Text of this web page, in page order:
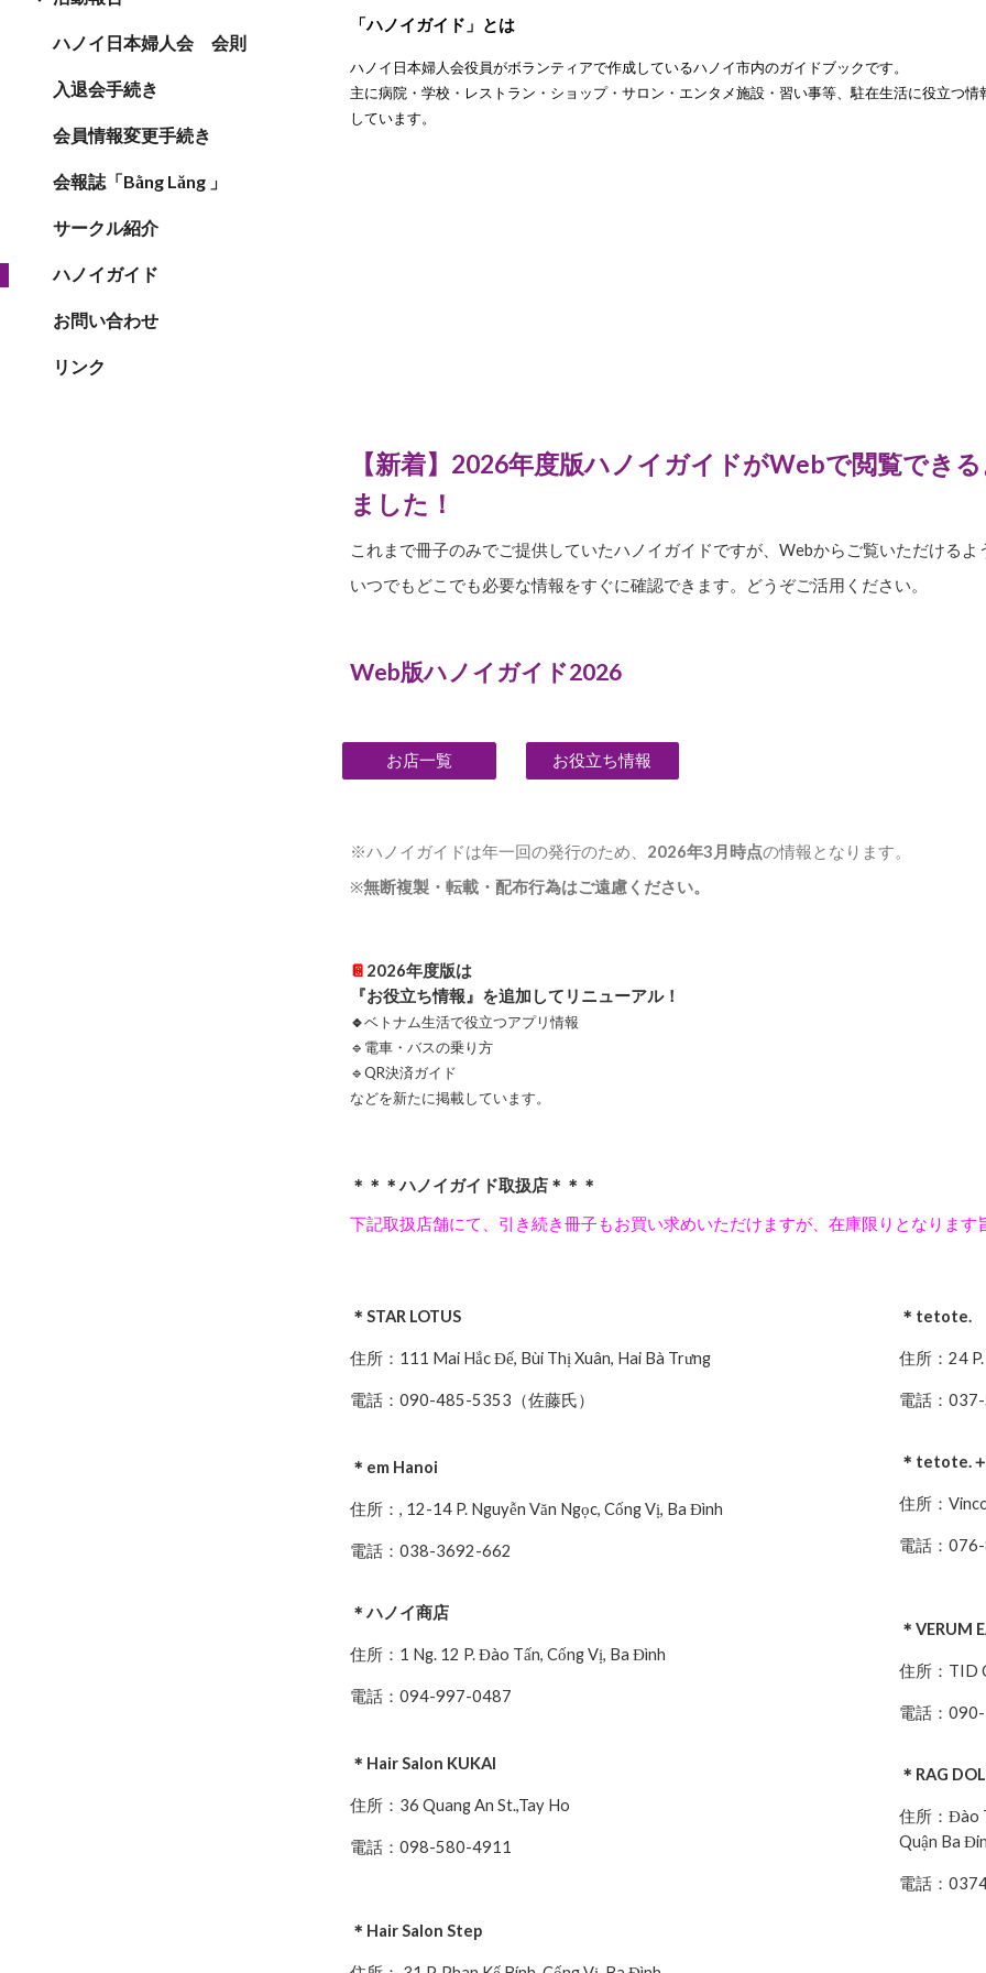
ハノイ日本婦人会 会則
入退会手続き
会員情報変更手続き
会報誌「Bằng Lăng 」
サークル紹介
ハノイガイド
お問い合わせ
リンク
「ハノイガイド」とは
ハノイ日本婦人会役員がボランティアで作成しているハノイ市内のガイドブックです。
主に病院・学校・レストラン・ショップ・サロン・エンタメ施設・習い事等、駐在生活に役立つ情
しています。
【新着】 2026年度版ハノイガイドがWebで閲覧できる
ました！
これまで冊子のみでご提供していたハノイガイドですが、Webからご覧いただけるよ
いつでもどこでも必要な情報をすぐに確認できます。どうぞご活用ください。
Web版ハノイガイド2026
お店一覧 お役立ち情報
※ハノイガイドは年一回の発行のため、 2026年3月時点の情報となります。
※無断複製・転載・配布行為はご遠慮ください。
📔 2026年度版は
『お役立ち情報』を追加してリニューアル！
🔹ベトナム生活で役立つアプリ情報
🔹電車・バスの乗り方
🔹QR決済ガイド
などを新たに掲載しています。
＊＊＊ハノイガイド取扱店＊＊＊
下記取扱店舗にて、引き続き冊子もお買い求めいただけますが、在庫限りとなります
＊STAR LOTUS
住所：111 Mai Hắc Đế, Bùi Thị Xuân, Hai Bà Trưng
電話：090-485-5353（佐藤氏）
＊em Hanoi
住所：, 12-14 P. Nguyễn Văn Ngọc, Cống Vị, Ba Đình
電話：038-3692-662
＊ハノイ商店
住所：1 Ng. 12 P. Đào Tấn, Cống Vị, Ba Đình
電話：094-997-0487
＊Hair Salon KUKAI
住所：36 Quang An St.,Tay Ho
電話：098-580-4911
＊Hair Salon Step
＊tetote.
住所：24
電話：
＊tetote.
住所：
電話：
＊VERUM
住所：TID
電話：
＊RAG
住所：Đào
Quận Ba
電話：